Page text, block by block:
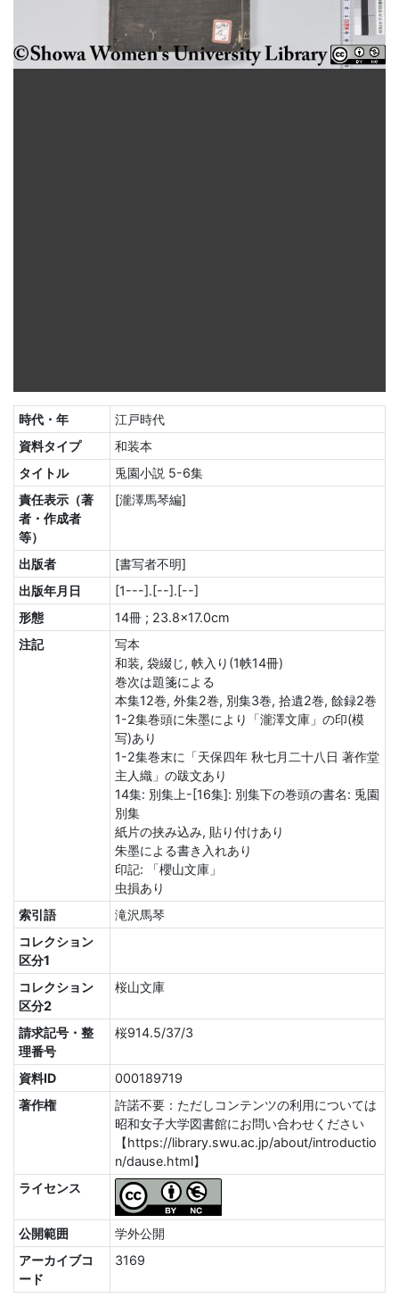
時代・年
江戸時代
資料タイプ
和装本
タイトル
兎園小説 5-6集
責任表示（著
者・作成者
等）
[瀧澤馬琴編]
出版者
[書写者不明]
出版年月日
[1---].[--].[--]
形態
14冊 ; 23.8×17.0cm
注記
写本
和装, 袋綴じ, 帙入り(1帙14冊)
巻次は題箋による
本集12巻, 外集2巻, 別集3巻, 拾遺2巻, 餘録2巻
1-2集巻頭に朱墨により「瀧澤文庫」の印(模
写)あり
1-2集巻末に「天保四年 秋七月二十八日 著作堂
主人織」の跋文あり
14集: 別集上-[16集]: 別集下の巻頭の書名: 兎園
別集
紙片の挟み込み, 貼り付けあり
朱墨による書き入れあり
印記: 「櫻山文庫」
虫損あり
索引語
滝沢馬琴
コレクション
区分1
コレクション
区分2
桜山文庫
請求記号・整
理番号
桜914.5/37/3
資料ID
000189719
著作権
許諾不要：ただしコンテンツの利用については
昭和女子大学図書館にお問い合わせください
【https://library.swu.ac.jp/about/introductio
n/dause.html】
ライセンス
公開範囲
学外公開
アーカイブコ
ード
3169